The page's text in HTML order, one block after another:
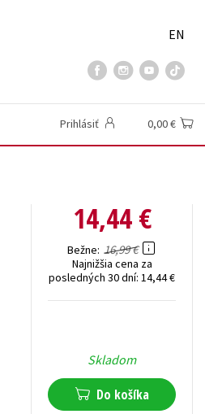
EN
Prihlásiť 0,00 €
14,44 €
Bežne 16,99 €
Najnižšia cena za
posledných 30 dní: 14,44 €
Skladom
Do košíka